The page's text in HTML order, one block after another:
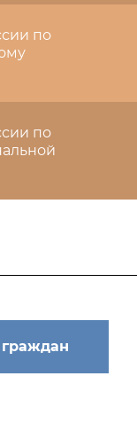
по
по